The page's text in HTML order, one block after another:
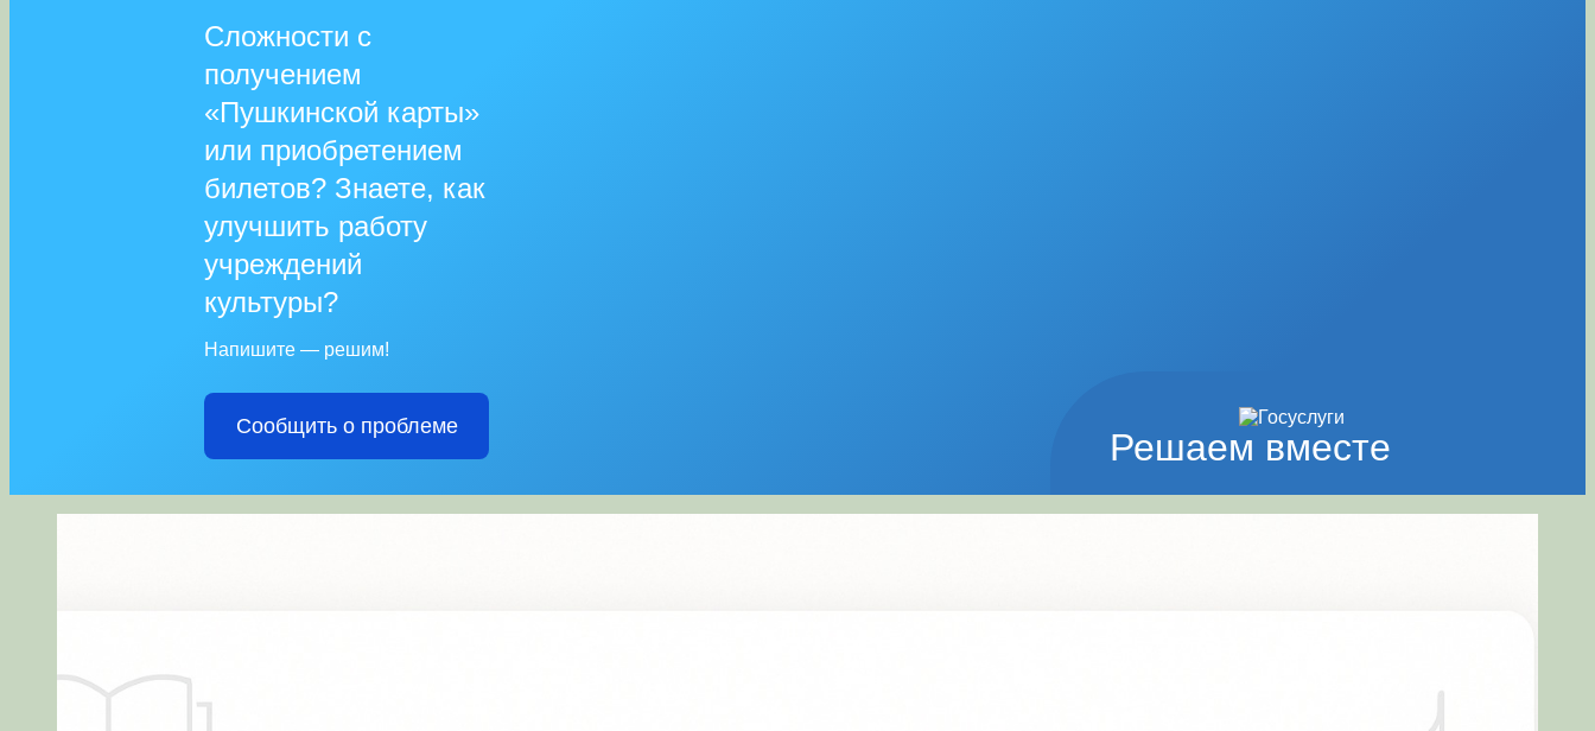
Решаем вместе
Сложности с
получением
«Пушкинской карты»
или приобретением
билетов? Знаете, как
улучшить работу
учреждений
культуры?
Напишите — решим!
Сообщить о проблеме